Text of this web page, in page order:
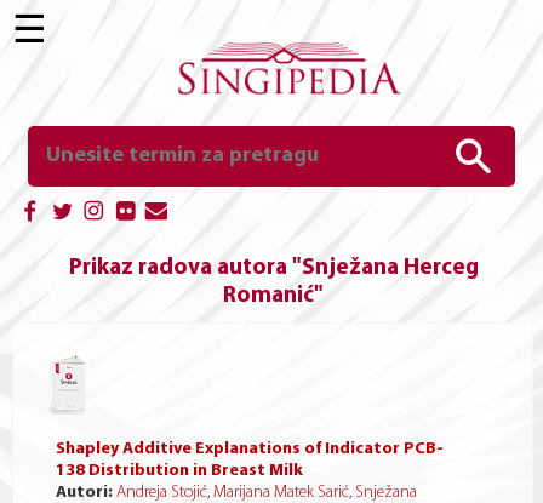
☰
Prikaz radova autora "Snježana Herceg
Romanić"
Shapley Additive Explanations of Indicator PCB-
138 Distribution in Breast Milk
Autori: Andreja Stojić, Marijana Matek Sarić, Snježana